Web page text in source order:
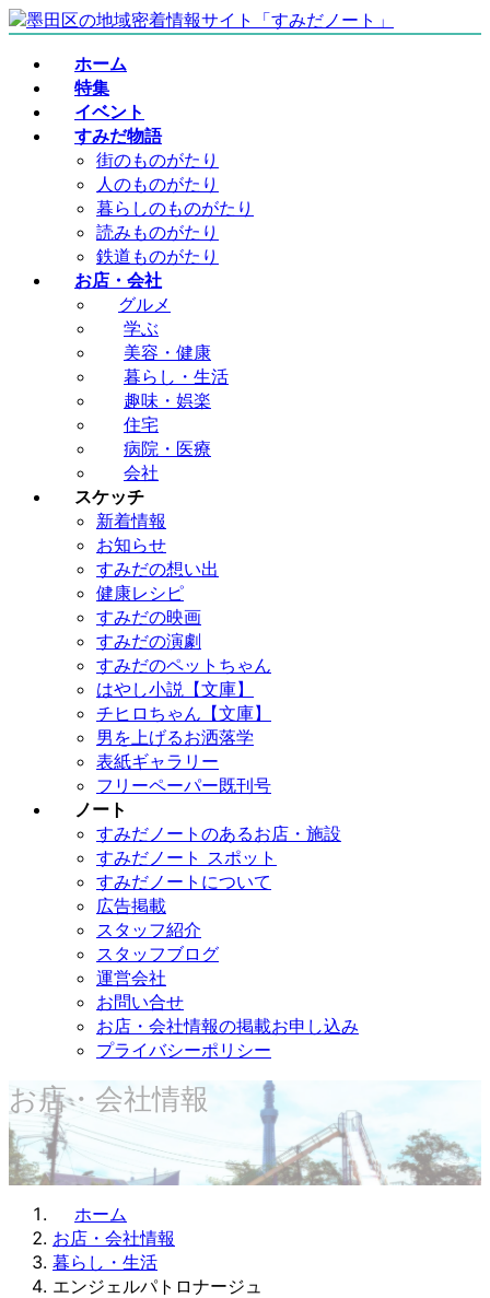
コ
ナ
ホーム
特集
イベント
すみだ物語
街のものがたり
人のものがたり
暮らしのものがたり
読みものがたり
鉄道ものがたり
お店・会社
グルメ
学ぶ
美容・健康
暮らし・生活
趣味・娯楽
住宅
病院・医療
会社
スケッチ
新着情報
お知らせ
すみだの想い出
健康レシピ
すみだの映画
すみだの演劇
すみだのペットちゃん
はやし小説【文庫】
チヒロちゃん【文庫】
男を上げるお洒落学
表紙ギャラリー
フリーペーパー既刊号
ノート
すみだノートのあるお店・施設
すみだノート スポット
すみだノートについて
広告掲載
スタッフ紹介
スタッフブログ
運営会社
お問い合せ
お店・会社情報の掲載お申し込み
プライバシーポリシー
お店・会社情報
ホーム
お店・会社情報
暮らし・生活
エンジェルパトロナージュ